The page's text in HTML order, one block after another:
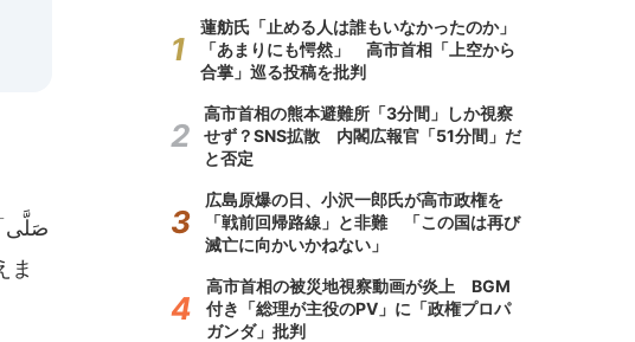
蓮舫氏「止める人は誰もいなかったのか」
「あまりにも愕然」 高市首相「上空から
合掌」巡る投稿を批判
高市首相の熊本避難所「3分間」しか視察
せず？SNS拡散 内閣広報官「51分間」だ
と否定
広島原爆の日、小沢一郎氏が高市政権を
「戦前回帰路線」と非難 「この国は再び
滅亡に向かいかねない」
高市首相の被災地視察動画が炎上 BGM
付き「総理が主役のPV」に「政権プロパ
ガンダ」批判